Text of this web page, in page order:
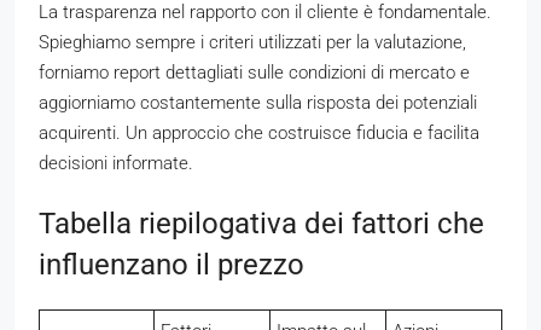
La trasparenza nel rapporto con il cliente è fondamentale.
Spieghiamo sempre i criteri utilizzati per la valutazione,
forniamo report dettagliati sulle condizioni di mercato e
aggiorniamo costantemente sulla risposta dei potenziali
acquirenti. Un approccio che costruisce fiducia e facilita
decisioni informate.
Tabella riepilogativa dei fattori che
influenzano il prezzo